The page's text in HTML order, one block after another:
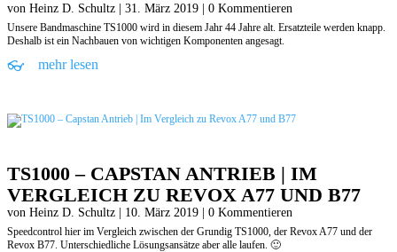
von Heinz D. Schultz 31. März 2019 | 0 Kommentieren
Unsere Bandmaschine TS1000 wird in diesem Jahr 44 Jahre alt. Ersatzteile werden knapp.
Deshalb ist ein Nachbauen von wichtigen Komponenten angesagt.
mehr lesen
TS1000 – CAPSTAN ANTRIEB | IM
VERGLEICH ZU REVOX A77 UND B77
von Heinz D. Schultz 10. März 2019 | 0 Kommentieren
Speedcontrol hier im Vergleich zwischen der Grundig TS1000, der Revox A77 und der
Revox B77. Unterschiedliche Lösungsansätze aber alle laufen. 🙂